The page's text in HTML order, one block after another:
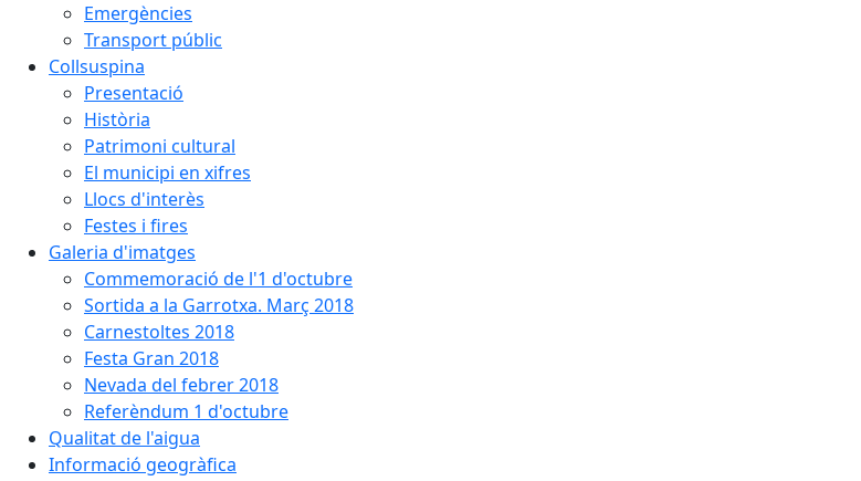
Emergències
Transport públic
Collsuspina
Presentació
Història
Patrimoni cultural
El municipi en xifres
Llocs d'interès
Festes i fires
Galeria d'imatges
Commemoració de l'1 d'octubre
Sortida a la Garrotxa. Març 2018
Carnestoltes 2018
Festa Gran 2018
Nevada del febrer 2018
Referèndum 1 d'octubre
Qualitat de l'aigua
Informació geogràfica